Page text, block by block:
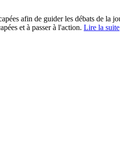
afin de guider les débats de la
et à passer à l'action. Lire la suite